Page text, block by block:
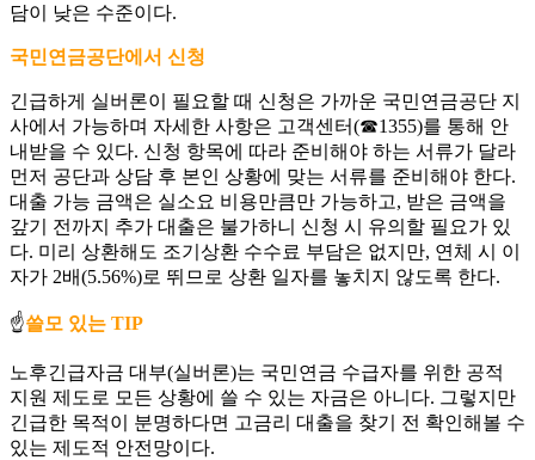
담이 낮은 수준이다.
국민연금공단에서 신청
긴급하게 실버론이 필요할 때 신청은 가까운 국민연금공단 지
사에서 가능하며 자세한 사항은 고객센터(☎1355)를 통해 안
내받을 수 있다. 신청 항목에 따라 준비해야 하는 서류가 달라
먼저 공단과 상담 후 본인 상황에 맞는 서류를 준비해야 한다.
대출 가능 금액은 실소요 비용만큼만 가능하고, 받은 금액을
갚기 전까지 추가 대출은 불가하니 신청 시 유의할 필요가 있
다. 미리 상환해도 조기상환 수수료 부담은 없지만, 연체 시 이
자가 2배(5.56%)로 뛰므로 상환 일자를 놓치지 않도록 한다.
☝️쓸모 있는 TIP
노후긴급자금 대부(실버론)는 국민연금 수급자를 위한 공적
지원 제도로 모든 상황에 쓸 수 있는 자금은 아니다. 그렇지만
긴급한 목적이 분명하다면 고금리 대출을 찾기 전 확인해볼 수
있는 제도적 안전망이다.